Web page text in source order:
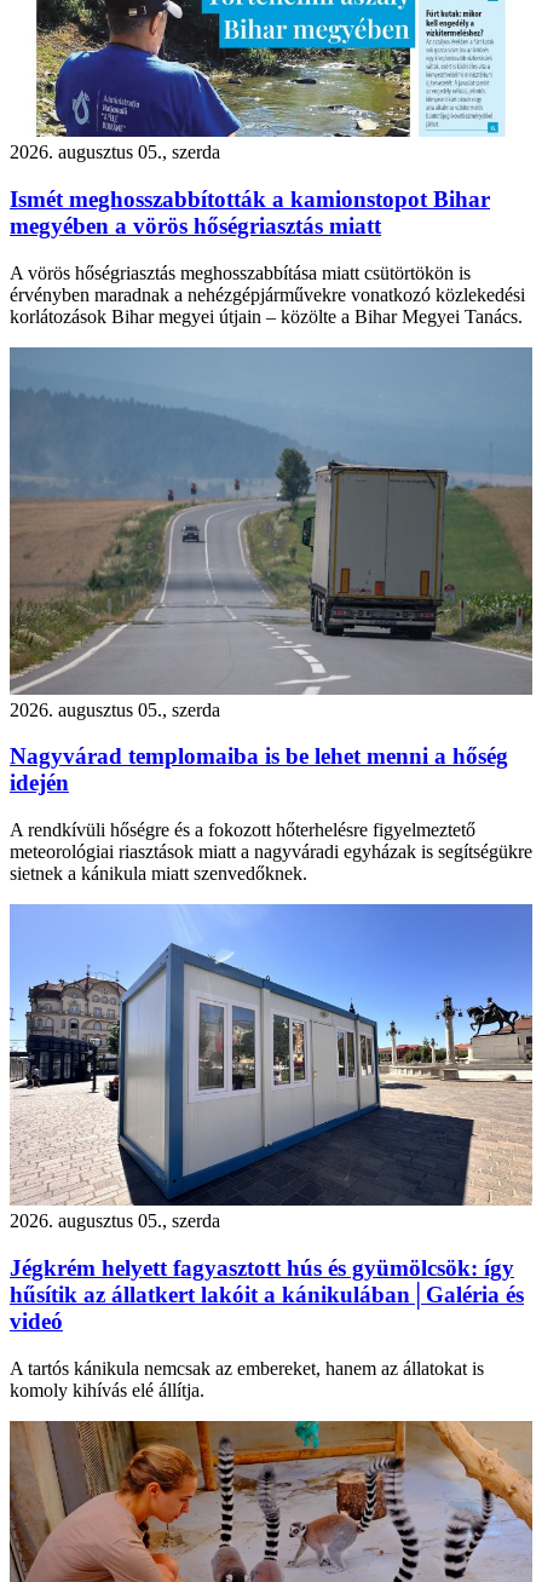
2026. augusztus 05., szerda
Ismét meghosszabbították a kamionstopot Bihar
megyében a vörös hőségriasztás miatt
A vörös hőségriasztás meghosszabbítása miatt csütörtökön is
érvényben maradnak a nehézgépjárművekre vonatkozó közlekedési
korlátozások Bihar megyei útjain – közölte a Bihar Megyei Tanács.
2026. augusztus 05., szerda
Nagyvárad templomaiba is be lehet menni a hőség
idején
A rendkívüli hőségre és a fokozott hőterhelésre figyelmeztető
meteorológiai riasztások miatt a nagyváradi egyházak is segítségükre
sietnek a kánikula miatt szenvedőknek.
2026. augusztus 05., szerda
Jégkrém helyett fagyasztott hús és gyümölcsök: így
hűsítik az állatkert lakóit a kánikulában│Galéria és
videó
A tartós kánikula nemcsak az embereket, hanem az állatokat is
komoly kihívás elé állítja.